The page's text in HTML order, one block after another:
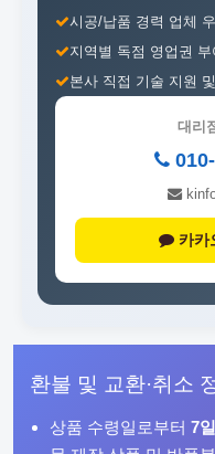
시공/납품 경력 업체
지역별 독점 영업권 부
본사 직접 기술 지원
대리
카카
환불 및 교환·취소
상품 수령일로부터 7